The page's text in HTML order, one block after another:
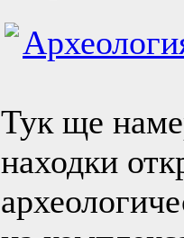
Тук ще
находки